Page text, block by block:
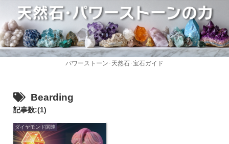
パワーストーン･天然石･宝石ガイド
Bearding
記事数:(1)
ダイヤモンド関連